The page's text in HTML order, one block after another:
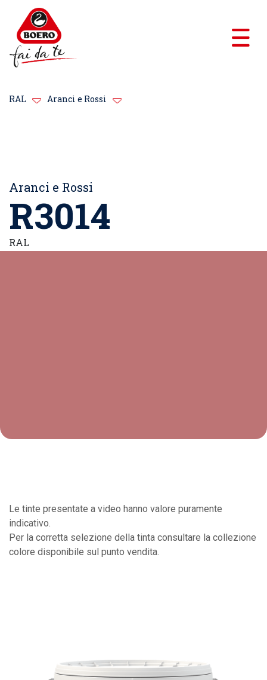
RAL Aranci e Rossi
Aranci e Rossi
R3014
RAL
Le tinte presentate a video hanno valore puramente
indicativo.
Per la corretta selezione della tinta consultare la collezione
colore disponibile sul punto vendita.